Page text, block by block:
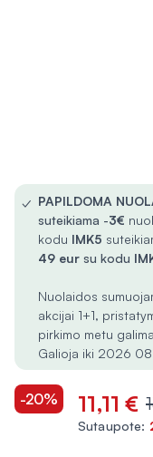
✓ PAPILDOMA
suteikiama -3€
kodu IMK5
49 eur su kodu
Nuolaidos
akcijai 1+1,
pirkimo metu
Galioja iki 2026
-20% 11,11 €
Sutaupote: